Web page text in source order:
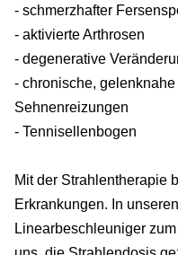
- schmerzhafter
- aktivierte Arthrosen
- degenerative
- chronische,
Sehnenreizungen
- Tennisellenbogen
Mit der Strahlentherapie
Erkrankungen. In
Linearbeschleuniger